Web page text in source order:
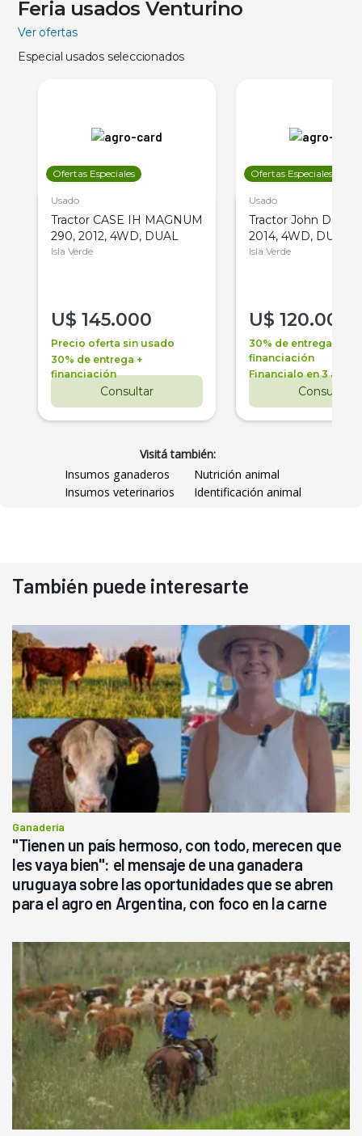
Feria usados Venturino
Ver ofertas
Especial usados seleccionados
Ofertas Especiales
Usado
Tractor CASE IH MAGNUM
290, 2012, 4WD, DUAL
Isla Verde
U$ 145.000
Precio oferta sin usado
30% de entrega +
financiación
Consultar
Ofertas Especiales
Usado
Tractor John Deere
2014, 4WD, DUAL
Isla Verde
U$ 120.000
30% de entrega +
financiación
Financialo en 3 años
Consultar
Visitá también:
Insumos ganaderos
Nutrición animal
Insumos veterinarios
Identificación animal
También puede interesarte
Ganadería
"Tienen un país hermoso, con todo, merecen que
les vaya bien": el mensaje de una ganadera
uruguaya sobre las oportunidades que se abren
para el agro en Argentina, con foco en la carne